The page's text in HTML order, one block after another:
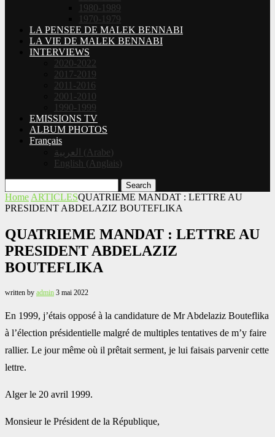
1980-1989
1970-1979
LA PENSEE DE MALEK BENNABI
LA VIE DE MALEK BENNABI
INTERVIEWS
2020-2022
2017-2019
2011-2016
2001-2010
1990-1999
EMISSIONS TV
ALBUM PHOTOS
Français
العربية
( Arabe )
English ( Anglais )
Search
Home ARTICLESQUATRIEME MANDAT : LETTRE AU
PRESIDENT ABDELAZIZ BOUTEFLIKA
QUATRIEME MANDAT : LETTRE AU
PRESIDENT ABDELAZIZ
BOUTEFLIKA
written by admin 3 mai 2022
En 1999, j’étais opposé à la candidature de Mr Abdelaziz Bouteflika
à l’élection présidentielle malgré de multiples tentatives de m’y faire
rallier. Le jour même où il prêtait serment, je lui faisais parvenir cette
lettre.
Alger le 20 avril 1999.
Monsieur le Président de la République,